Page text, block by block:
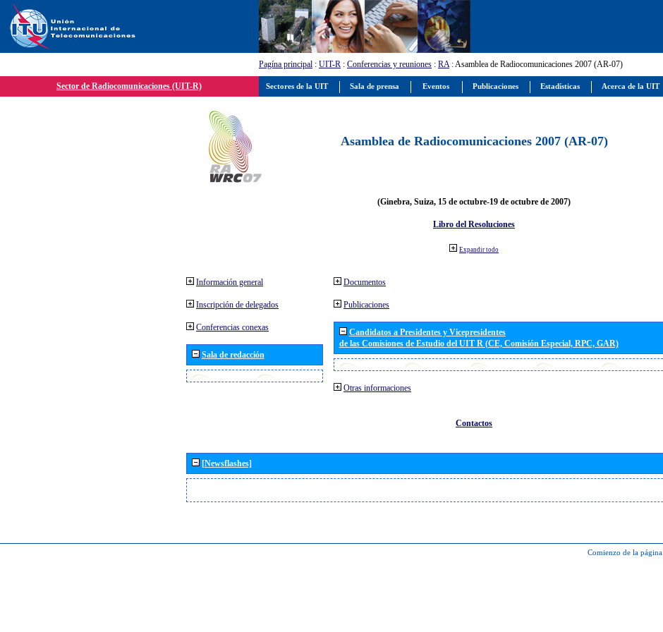
Pagína principal : UIT-R : Conferencias y reuniones : RA: Asamblea de Radiocomunicaciones 2007 (AR-07)
Sector de Radiocomunicaciones (UIT-R)
Asamblea de Radiocomunicaciones 2007 (AR-07)
(Ginebra, Suiza, 15 de octubre-19 de octubre de 2007)
Libro del Resoluciones
Expandir todo
Información general
Inscripción de delegados
Conferencias conexas
Sala de redacción
Documentos
Publicaciones
Candidatos a Presidentes y Vicepresidentes
de las Comisiones de Estudio del UIT R (CE, Comisión Especial, RPC, GAR)
Otras informaciones
Contactos
[Newsflashes]
Comienzo de la página
Sectores de la UIT Sala de prensa Eventos Publicaciones Estadísticas Acerca de la UIT